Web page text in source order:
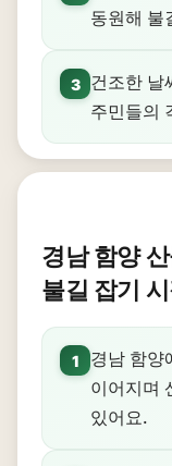
동원해 불
3
건조한 날
주민들의
경남 함양
불길 잡기
1
경남 함양
이어지며
있어요.